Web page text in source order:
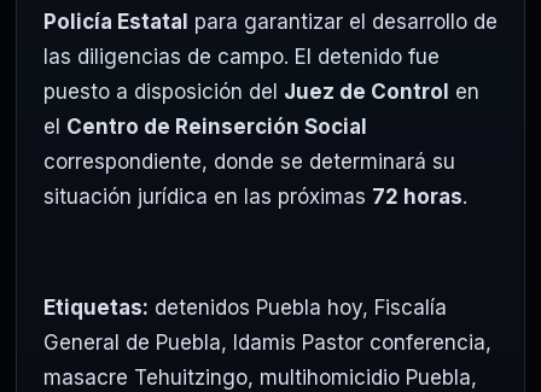
Policía Estatal para garantizar el desarrollo de
las diligencias de campo. El detenido fue
puesto a disposición del Juez de Control en
el Centro de Reinserción Social
correspondiente, donde se determinará su
situación jurídica en las próximas 72 horas.
Etiquetas: detenidos Puebla hoy, Fiscalía
General de Puebla, Idamis Pastor conferencia,
masacre Tehuitzingo, multihomicidio Puebla,